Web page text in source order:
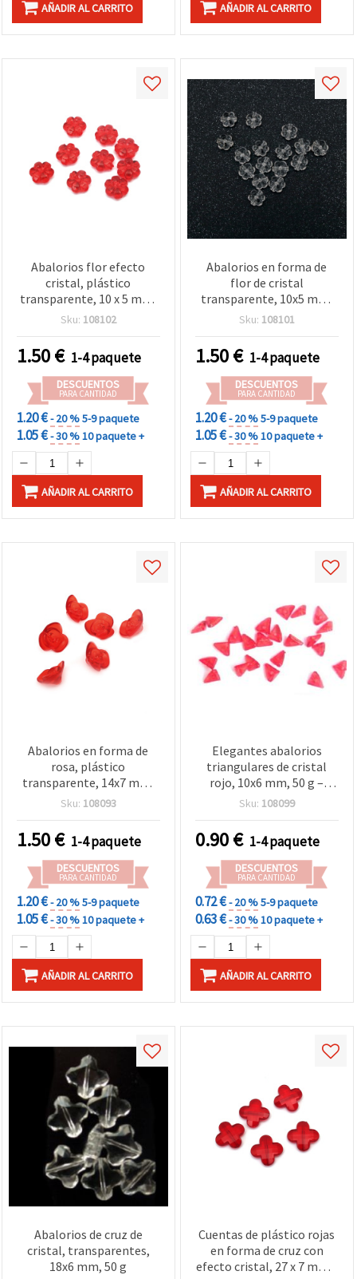
AÑADIR AL CARRITO AÑADIR AL CARRITO
Abalorios flor efecto
cristal, plástico
transparente, 10 x 5 mm,
agujero: 1 mm, rojo - 50 g
Sku: 108102
1.50€ 1-4 paquete
DESCUENTOS
PARA CANTIDAD
1.20 €- 20 %5-9 paquete
1.05 €- 30 %10 paquete +
AÑADIR AL CARRITO
Abalorios en forma de
flor de cristal
transparente, 10x5 mm,
agujero 1 mm, 50 g (~165
Sku: 108101
1.50€ 1-4 paquete
DESCUENTOS
PARA CANTIDAD
1.20 €- 20 %5-9 paquete
1.05 €- 30 %10 paquete +
AÑADIR AL CARRITO
Abalorios en forma de
rosa, plástico
transparente, 14x7 mm,
rojo, 50 g (~95 uds)
Sku: 108093
1.50€ 1-4 paquete
DESCUENTOS
PARA CANTIDAD
1.20 €- 20 %5-9 paquete
1.05 €- 30 %10 paquete +
AÑADIR AL CARRITO
Elegantes abalorios
triangulares de cristal
rojo, 10x6 mm, 50 g –
Detalles decorativos
manualidades
Sku: 108099
0.90€ 1-4 paquete
DESCUENTOS
PARA CANTIDAD
0.72 €- 20 %5-9 paquete
0.63 €- 30 %10 paquete +
AÑADIR AL CARRITO
Abalorios de cruz de
cristal, transparentes,
18x6 mm, 50 g
Cuentas de plástico rojas
en forma de cruz con
efecto cristal, 27 x 7 mm –